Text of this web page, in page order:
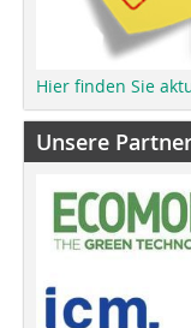
Hier finden Sie
Unsere